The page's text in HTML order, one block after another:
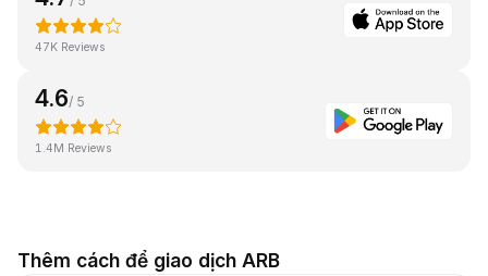
47K Reviews
4.6/ 5
1.4M Reviews
Thêm cách để giao dịch ARB